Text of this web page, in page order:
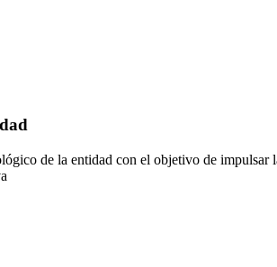
de la entidad con el objetivo de